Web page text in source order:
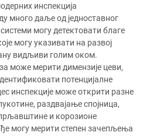
инспекција
много даље од једноставног
могу детектовати благе
могу указивати на развој
видљиви голим оком.
може мерити димензије цеви,
потенцијалне
инспекције може открити разне
раздвајање спојница,
и корозионе
могу мерити степен зачепљења